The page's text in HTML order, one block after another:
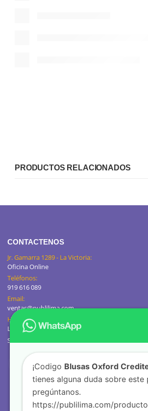
PRODUCTOS RELACIONADOS
CONTACTENOS
Jr. Gamarra 1289 - La Victoria:
Oficina Online
Teléfonos:
919 616 089
Email:
ventas@publilima.com
Horario de Atención:
Lunes a Viernes / 9:00 AM - 8:00 PM
Sábados de 8am a 1pm
¡Codigo Blusas Oxford
tienes alguna duda sobre este
pregúntanos.
https://publilima.com/